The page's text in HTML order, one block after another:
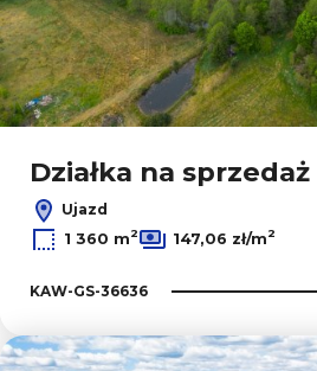
Działka na sprzedaż
Ujazd
1 360 m2 147,06 zł/m2
KAW-GS-36636